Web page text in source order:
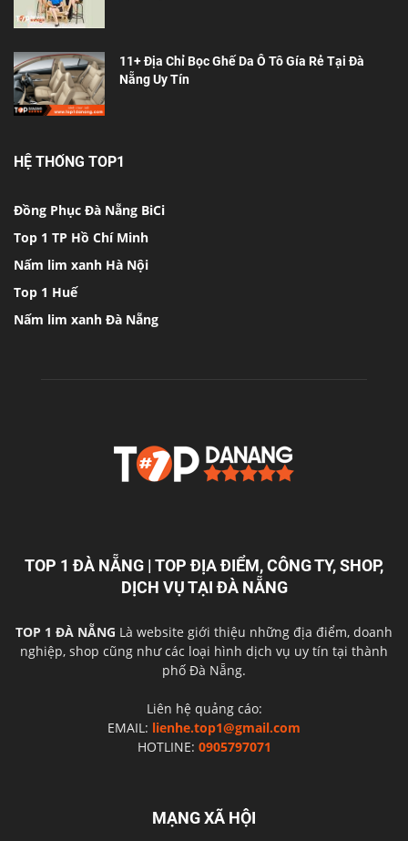
11+ Địa Chỉ Bọc Ghế Da Ô Tô Gía Rẻ Tại Đà
Nẵng Uy Tín
HỆ THỐNG TOP1
Đồng Phục Đà Nẵng BiCi
Top 1 TP Hồ Chí Minh
Nấm lim xanh Hà Nội
Top 1 Huế
Nấm lim xanh Đà Nẵng
TOP 1 ĐÀ NẴNG | TOP ĐỊA ĐIỂM, CÔNG TY, SHOP,
DỊCH VỤ TẠI ĐÀ NẴNG
TOP 1 ĐÀ NẴNG Là website giới thiệu những địa điểm, doanh
nghiệp, shop cũng như các loại hình dịch vụ uy tín tại thành
phố Đà Nẵng.
Liên hệ quảng cáo:
EMAIL: lienhe.top1@gmail.com
HOTLINE: 0905797071
MẠNG XÃ HỘI